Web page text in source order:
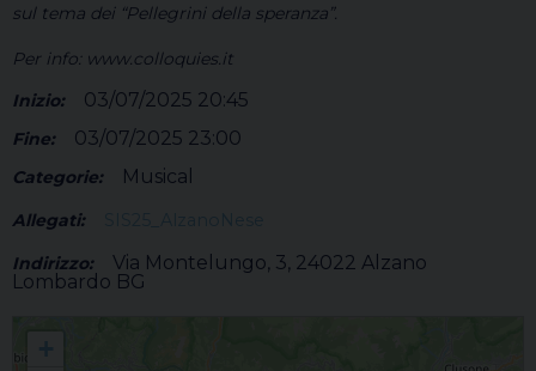
sul tema dei “Pellegrini della speranza”.
Per info: www.colloquies.it
Inizio:
03/07/2025 20:45
Fine: 03/07/2025 23:00
Categorie: Musical
Allegati:
Indirizzo:
Via Montelungo, 3, 24022 Alzano
Lombardo BG